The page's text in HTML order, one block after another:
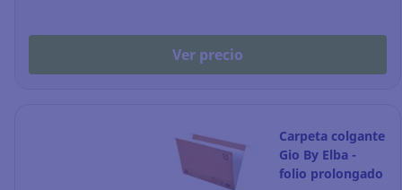
Ver precio
Carpeta colgante
Gio By Elba -
folio prolongado